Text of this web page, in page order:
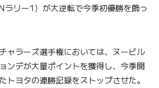
ラリー1）が大逆転で今季初優勝を飾っ
ャラーズ選手権においては、ヌービル
ンデが大量ポイントを獲得し、今季開
トヨタの連勝記録をストップさせた。